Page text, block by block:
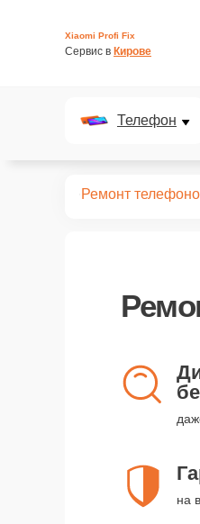
Xiaomi Profi Fix
Сервис в Кирове
Телефон
Ремонт
на